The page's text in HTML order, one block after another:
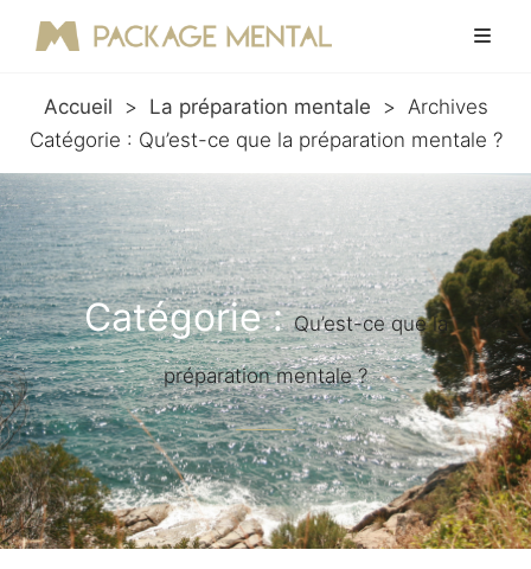
Accueil > La préparation mentale > Archives
Catégorie : Qu’est-ce que la préparation mentale ?
Catégorie :Qu’est-ce que la
préparation mentale ?